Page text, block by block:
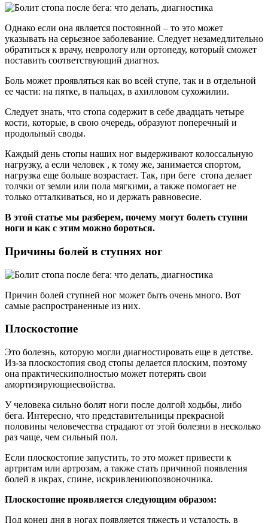
Однако если она является постоянной – то это может
указывать на серьезное заболевание. Следует незамедлительно
обратиться к врачу, неврологу или ортопеду, который сможет
поставить соответствующий диагноз.
Боль может проявляться как во всей ступе, так и в отдельной
ее части: на пятке, в пальцах, в ахилловом сухожилии.
Следует знать, что стопа содержит в себе двадцать четыре
кости, которые, в свою очередь, образуют поперечный и
продольный своды.
Каждый день стопы наших ног выдерживают колоссальную
нагрузку, а если человек , к тому же, занимается спортом,
нагрузка еще больше возрастает. Так, при беге стопа делает
толчки от земли или пола мягкими, а также помогает не
только отталкиваться, но и держать равновесие.
В этой статье мы разберем, почему могут болеть ступни
ноги и как с этим можно бороться.
Причины болей в ступнях ног
Причин болей ступней ног может быть очень много. Вот
самые распространенные из них.
Плоскостопие
Это болезнь, которую могли диагностировать еще в детстве.
Из-за плоскостопия свод стопы делается плоским, поэтому
она практическиполностью может потерять свои
амортизирующиесвойства.
У человека сильно болят ноги после долгой ходьбы, либо
бега. Интересно, что представительницы прекрасной
половины человечества страдают от этой болезни в несколько
раз чаще, чем сильный пол.
Если плоскостопие запустить, то это может привести к
артритам или артрозам, а также стать причиной появления
болей в икрах, спине, искривлениюпозвоночника.
Плоскостопие проявляется следующим образом:
Под конец дня в ногах появляется тяжесть и усталость, в